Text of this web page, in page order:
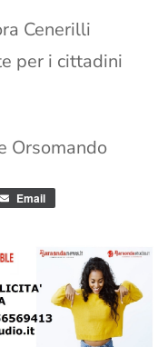
Cenerilli
per i cittadini
Orsomando
Email